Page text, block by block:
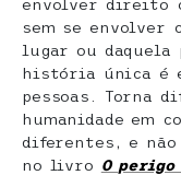
envolver direito
sem se envolver
lugar ou daquela
história única é
pessoas. Torna
humanidade em
diferentes, e não
no livro O